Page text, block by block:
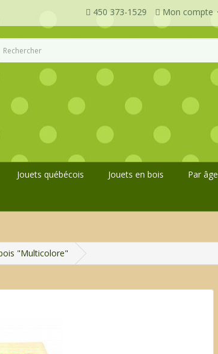
450 373-1529 Mon compte
Jouets québécois Jouets en bois Par âge
"Multicolore"